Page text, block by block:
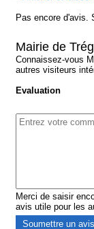
Pas encore d'avis.
Mairie de
Connaissez-vous
autres visiteurs
Evaluation
Merci de saisir
avis utile pour les